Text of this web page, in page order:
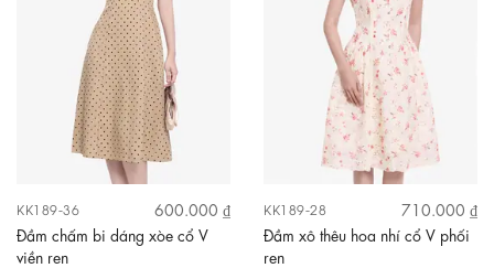
KK189-36
600.000 ₫
Đầm chấm bi dáng xòe cổ V
viền ren
KK189-28
710.000 ₫
Đầm xô thêu hoa nhí cổ V phối
ren